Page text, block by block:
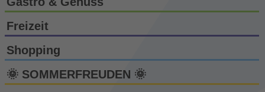
Freizeit
Shopping
🌞 SOMMERFREUDEN 🌞